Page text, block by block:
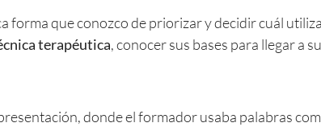
forma que conozco de priorizar y decidir cuál
terapéutica, conocer sus bases para llegar a su
donde el formador usaba palabras